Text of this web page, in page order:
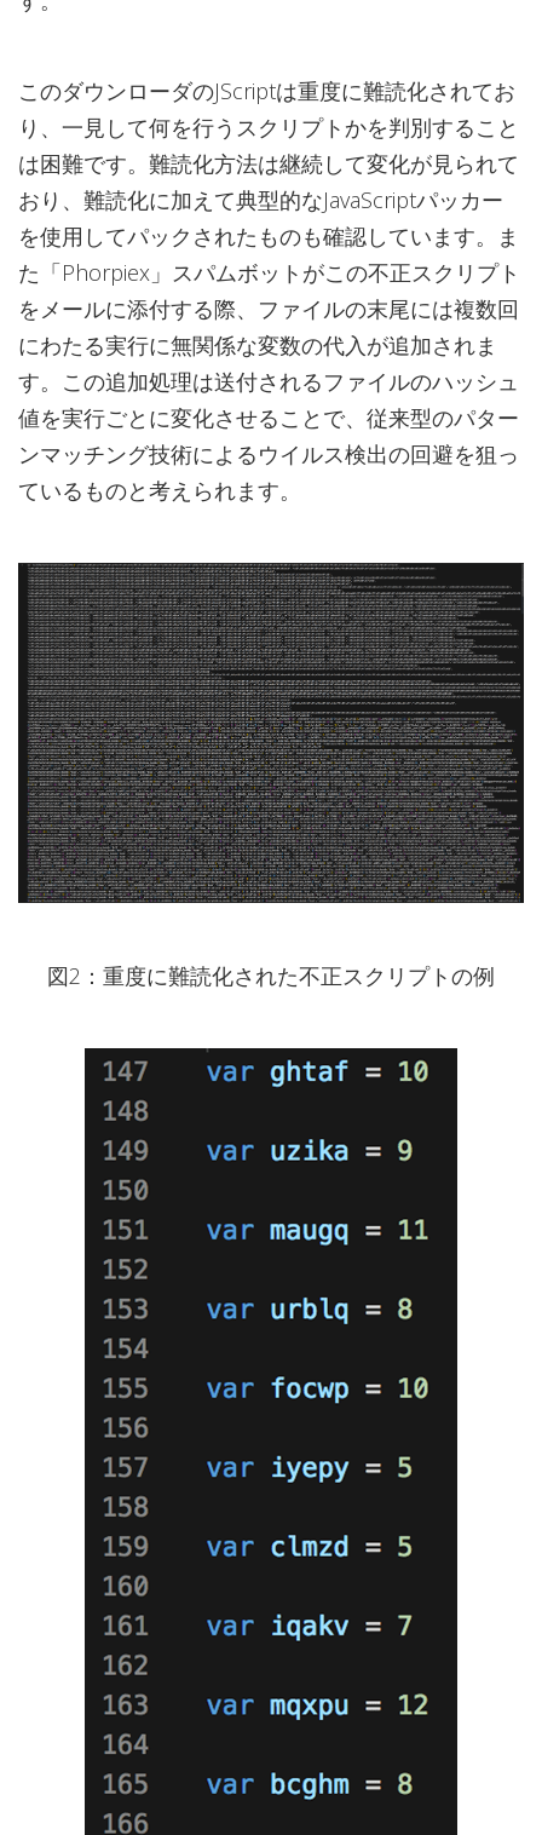
このダウンローダのJScriptは重度に難読化されてお
り、一見して何を行うスクリプトかを判別すること
は困難です。難読化方法は継続して変化が見られて
おり、難読化に加えて典型的なJavaScriptパッカー
を使用してパックされたものも確認しています。ま
た「Phorpiex」スパムボットがこの不正スクリプト
をメールに添付する際、ファイルの末尾には複数回
にわたる実行に無関係な変数の代入が追加されま
す。この追加処理は送付されるファイルのハッシュ
値を実行ごとに変化させることで、従来型のパター
ンマッチング技術によるウイルス検出の回避を狙っ
ているものと考えられます。
図2：重度に難読化された不正スクリプトの例